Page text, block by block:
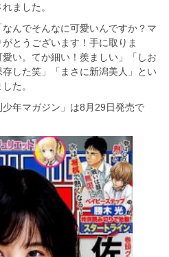
ました。
んでそんなに可愛いんですか？マ
とうございます！手に取りま
い。てか細い！羨ましい」「しお
した笑」「まさに新潟美人」とい
た。
年マガジン」は8月29日発売で